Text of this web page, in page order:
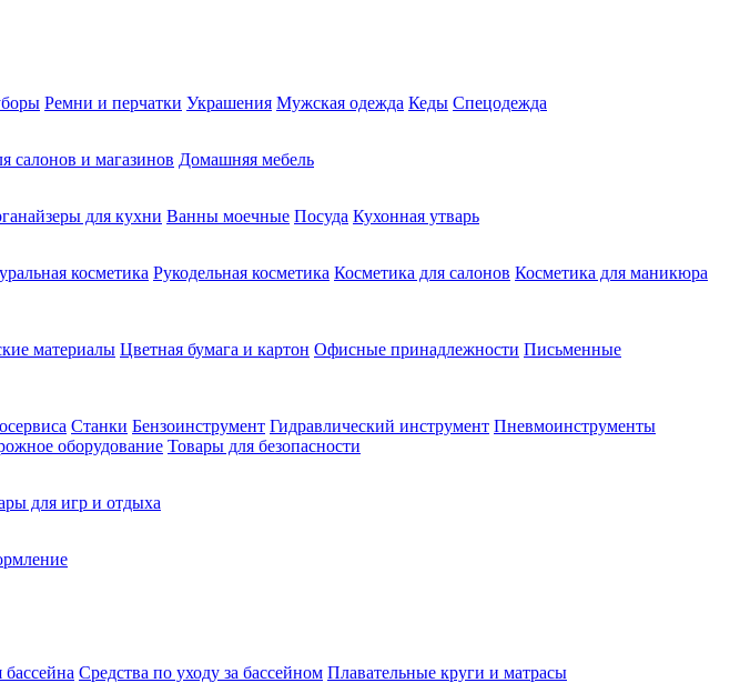
Ремни и перчатки Украшения Мужская одежда Кеды Спецодежда
салонов и магазинов Домашняя мебель
для кухни Ванны моечные Посуда Кухонная утварь
косметика Рукодельная косметика Косметика для салонов Косметика для маникюра
материалы Цветная бумага и картон Офисные принадлежности Письменные
Станки Бензоинструмент Гидравлический инструмент Пневмоинструменты
оборудование Товары для безопасности
для игр и отдыха
Средства по уходу за бассейном Плавательные круги и матрасы